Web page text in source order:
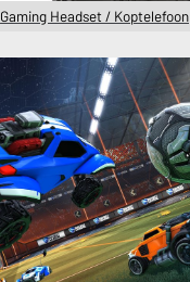
Gaming Headset / Koptelefoon